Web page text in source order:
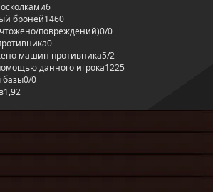
6
бронёй1460
повреждений)0/0
0
машин противника5/2
данного игрока1225
базы0/0
1,92